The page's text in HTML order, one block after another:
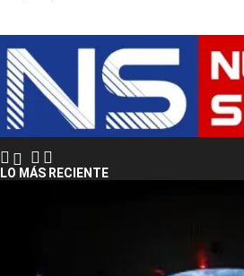
LO MÁS RECIENTE